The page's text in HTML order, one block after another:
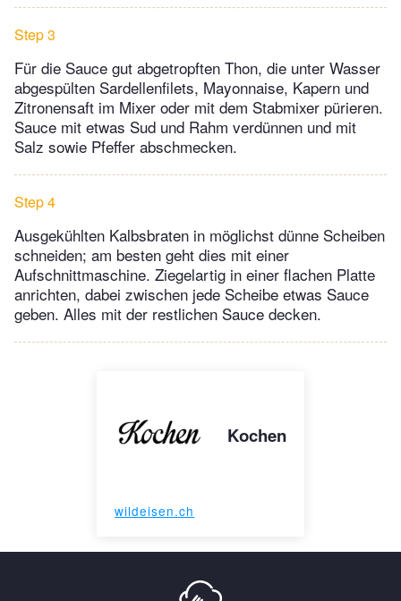
Step 3
Für die Sauce gut abgetropften Thon, die unter Wasser
abgespülten Sardellenfilets, Mayonnaise, Kapern und
Zitronensaft im Mixer oder mit dem Stabmixer pürieren.
Sauce mit etwas Sud und Rahm verdünnen und mit
Salz sowie Pfeffer abschmecken.
Step 4
Ausgekühlten Kalbsbraten in möglichst dünne Scheiben
schneiden; am besten geht dies mit einer
Aufschnittmaschine. Ziegelartig in einer flachen Platte
anrichten, dabei zwischen jede Scheibe etwas Sauce
geben. Alles mit der restlichen Sauce decken.
Kochen
wildeisen.ch